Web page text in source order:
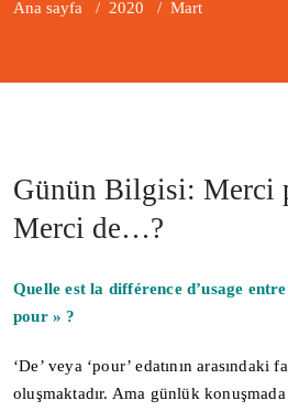
Ana sayfa / 2020 / Mart
Günün Bilgisi:
Merci de…?
Quelle est la différence d’usage
pour » ?
‘De’ veya ‘pour’ edatının arasındaki
oluşmaktadır. Ama günlük